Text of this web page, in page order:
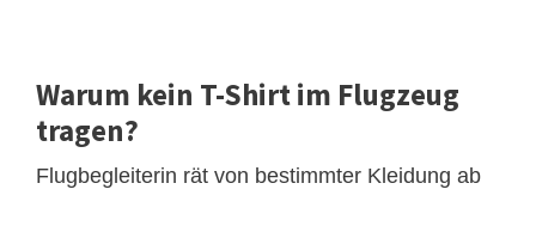
Warum kein T-Shirt im Flugzeug
tragen?
Flugbegleiterin rät von bestimmter Kleidung ab